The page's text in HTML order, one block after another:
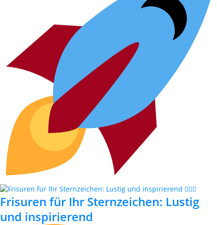
Frisuren für Ihr Sternzeichen: Lustig
und inspirierend